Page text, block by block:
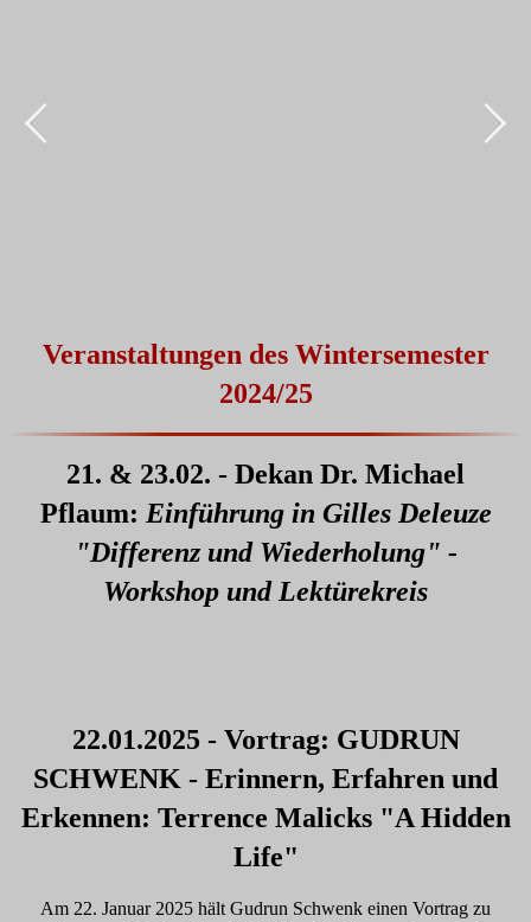
Veranstaltungen des Wintersemester
2024/25
21. & 23.02. - Dekan Dr. Michael
Pflaum: Einführung in Gilles Deleuze
"Differenz und Wiederholung" -
Workshop und Lektürekreis
22.01.2025 - Vortrag: GUDRUN
SCHWENK - Erinnern, Erfahren und
Erkennen: Terrence Malicks "A Hidden
Life"
Am 22. Januar 2025 hält Gudrun Schwenk einen Vortrag zu